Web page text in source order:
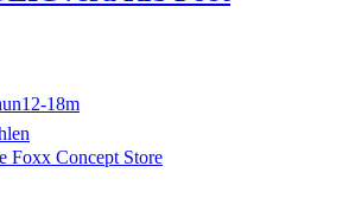
12-18m
Foxx Concept Store